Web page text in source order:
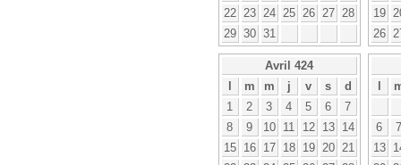
22 23 24 25 26 27
28
29 30 31
19
26
Avril 424
l
m m j v s
d
1
2 3 4 5 6
7
8
9 10 11 12 13
14
15
16 17 18 19 20
21
l
6
7
13